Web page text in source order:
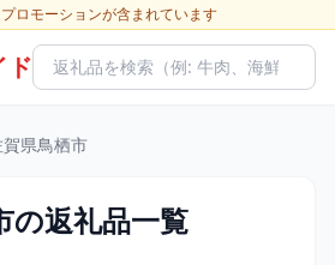
ロモーションが含まれています
ド
県鳥栖市
の返礼品一覧